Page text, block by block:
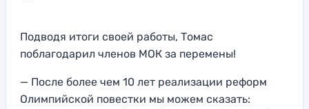
Подводя итоги своей работы, Томас
поблагодарил членов МОК за перемены!
— После более чем 10 лет реализации реформ
Олимпийской повестки мы можем сказать: